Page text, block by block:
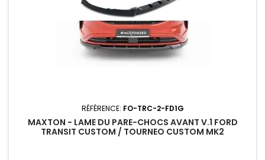
RÉFÉRENCE: FO-TRC-2-FD1G
MAXTON - LAME DU PARE-CHOCS AVANT V.1 FORD
TRANSIT CUSTOM / TOURNEO CUSTOM MK2